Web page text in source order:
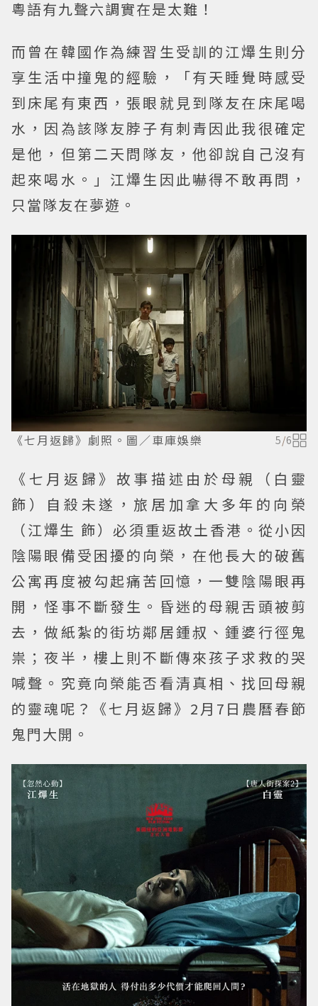
粵語有九聲六調實在是太難！
而曾在韓國作為練習生受訓的江𤒹生則分
享生活中撞鬼的經驗，「有天睡覺時感受
到床尾有東西，張眼就見到隊友在床尾喝
水，因為該隊友脖子有刺青因此我很確定
是他，但第二天問隊友，他卻說自己沒有
起來喝水。」江𤒹生因此嚇得不敢再問，
只當隊友在夢遊。
《七月返歸》劇照。圖／車庫娛樂 5/6
《七月返歸》故事描述由於母親（白靈
飾）自殺未遂，旅居加拿大多年的向榮
（江𤒹生 飾）必須重返故土香港。從小因
陰陽眼備受困擾的向榮，在他長大的破舊
公寓再度被勾起痛苦回憶，一雙陰陽眼再
開，怪事不斷發生。昏迷的母親舌頭被剪
去，做紙紮的街坊鄰居鍾叔、鍾婆行徑鬼
祟；夜半，樓上則不斷傳來孩子求救的哭
喊聲。究竟向榮能否看清真相、找回母親
的靈魂呢？《七月返歸》2月7日農曆春節
鬼門大開。